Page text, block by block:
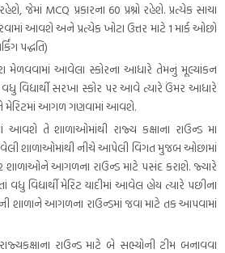
જેમાં MCQ પ્રકારના 60 પ્રશ્નો રહેશે. પ્રત્યેક સાચા
આવશે અને પ્રત્યેક ખોટા ઉત્તર માટે 1 માર્ક ઓછો
પદ્ધતિ)
મેળવવામાં આવેલા સ્કોરના આધારે તેમનું મૂલ્યાંકન
વિદ્યાર્થી સરખા સ્કોર પર આવે ત્યારે ઉંમર આધારે
મેરિટમાં આગળ ગણવામાં આવશે.
આવશે તે શાળાઓમાંથી રાજ્ય કક્ષાના રાઉન્ડ મા
શાળાઓમાંથી નીચે આપેલી વિગત મુજબ ઓછામાં
આગળના રાઉન્ડ માટે પસંદ કરાશે. જ્યારે
વિદ્યાર્થી મેરિટ યાદીમાં આવેલ હોય ત્યારે પછીના
શાળાને આગળના રાઉન્ડમાં જવા માટે તક આપવામાં
રાઉન્ડ માટે બે સભ્યોની ટીમ બનાવવા